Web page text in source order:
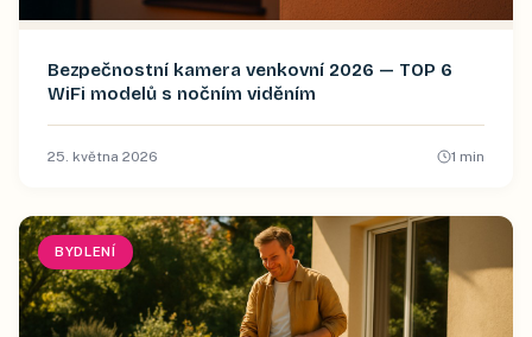
Bezpečnostní kamera venkovní 2026 — TOP 6
WiFi modelů s nočním viděním
25. května 2026 1 min
BYDLENÍ